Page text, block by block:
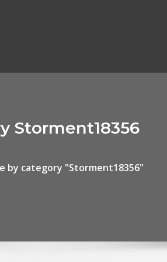
Storment18356
by category "Storment18356"